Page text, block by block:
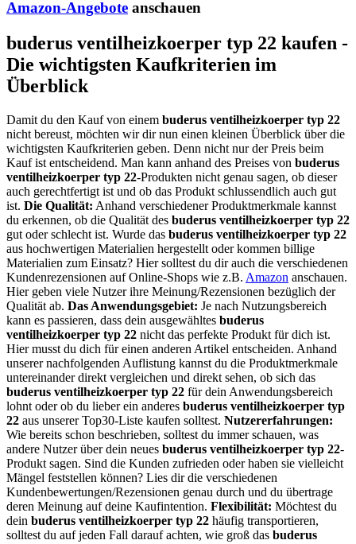
Amazon-Angebote anschauen
buderus ventilheizkoerper typ 22 kaufen -
Die wichtigsten Kaufkriterien im
Überblick
Damit du den Kauf von einem buderus ventilheizkoerper typ 22
nicht bereust, möchten wir dir nun einen kleinen Überblick über die
wichtigsten Kaufkriterien geben. Denn nicht nur der Preis beim
Kauf ist entscheidend. Man kann anhand des Preises von buderus
ventilheizkoerper typ 22-Produkten nicht genau sagen, ob dieser
auch gerechtfertigt ist und ob das Produkt schlussendlich auch gut
ist. Die Qualität: Anhand verschiedener Produktmerkmale kannst
du erkennen, ob die Qualität des buderus ventilheizkoerper typ 22
gut oder schlecht ist. Wurde das buderus ventilheizkoerper typ 22
aus hochwertigen Materialien hergestellt oder kommen billige
Materialien zum Einsatz? Hier solltest du dir auch die verschiedenen
Kundenrezensionen auf Online-Shops wie z.B. Amazon anschauen.
Hier geben viele Nutzer ihre Meinung/Rezensionen bezüglich der
Qualität ab. Das Anwendungsgebiet: Je nach Nutzungsbereich
kann es passieren, dass dein ausgewähltes buderus
ventilheizkoerper typ 22 nicht das perfekte Produkt für dich ist.
Hier musst du dich für einen anderen Artikel entscheiden. Anhand
unserer nachfolgenden Auflistung kannst du die Produktmerkmale
untereinander direkt vergleichen und direkt sehen, ob sich das
buderus ventilheizkoerper typ 22 für dein Anwendungsbereich
lohnt oder ob du lieber ein anderes buderus ventilheizkoerper typ
22 aus unserer Top30-Liste kaufen solltest. Nutzererfahrungen:
Wie bereits schon beschrieben, solltest du immer schauen, was
andere Nutzer über dein neues buderus ventilheizkoerper typ 22-
Produkt sagen. Sind die Kunden zufrieden oder haben sie vielleicht
Mängel feststellen können? Lies dir die verschiedenen
Kundenbewertungen/Rezensionen genau durch und du übertrage
deren Meinung auf deine Kaufintention. Flexibilität: Möchtest du
dein buderus ventilheizkoerper typ 22 häufig transportieren,
solltest du auf jeden Fall darauf achten, wie groß das buderus